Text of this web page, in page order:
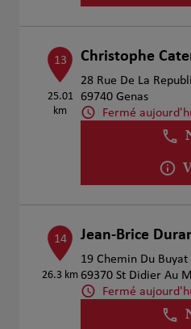
13
25.01
km
Christophe
28 Rue De La
69740 Genas
Fermé
14
26.3 km
Jean-Brice
19 Chemin Du Buyat
69370 St Didier Au
Fermé